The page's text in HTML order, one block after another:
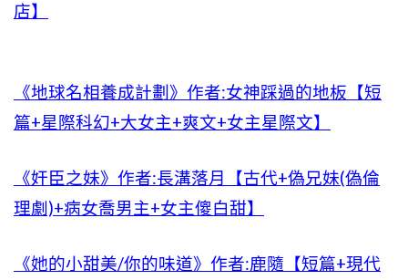
店】
《地球名相養成計劃》作者:女神踩過的地板【短
篇+星際科幻+大女主+爽文+女主星際文】
《奸臣之妹》作者:長溝落月【古代+偽兄妹(偽倫
理劇)+病女喬男主+女主傻白甜】
《她的小甜美/你的味道》作者:鹿隨【短篇+現代